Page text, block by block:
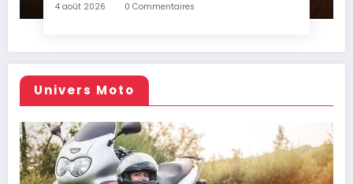
4 août 2026 0 Commentaires
Univers Moto